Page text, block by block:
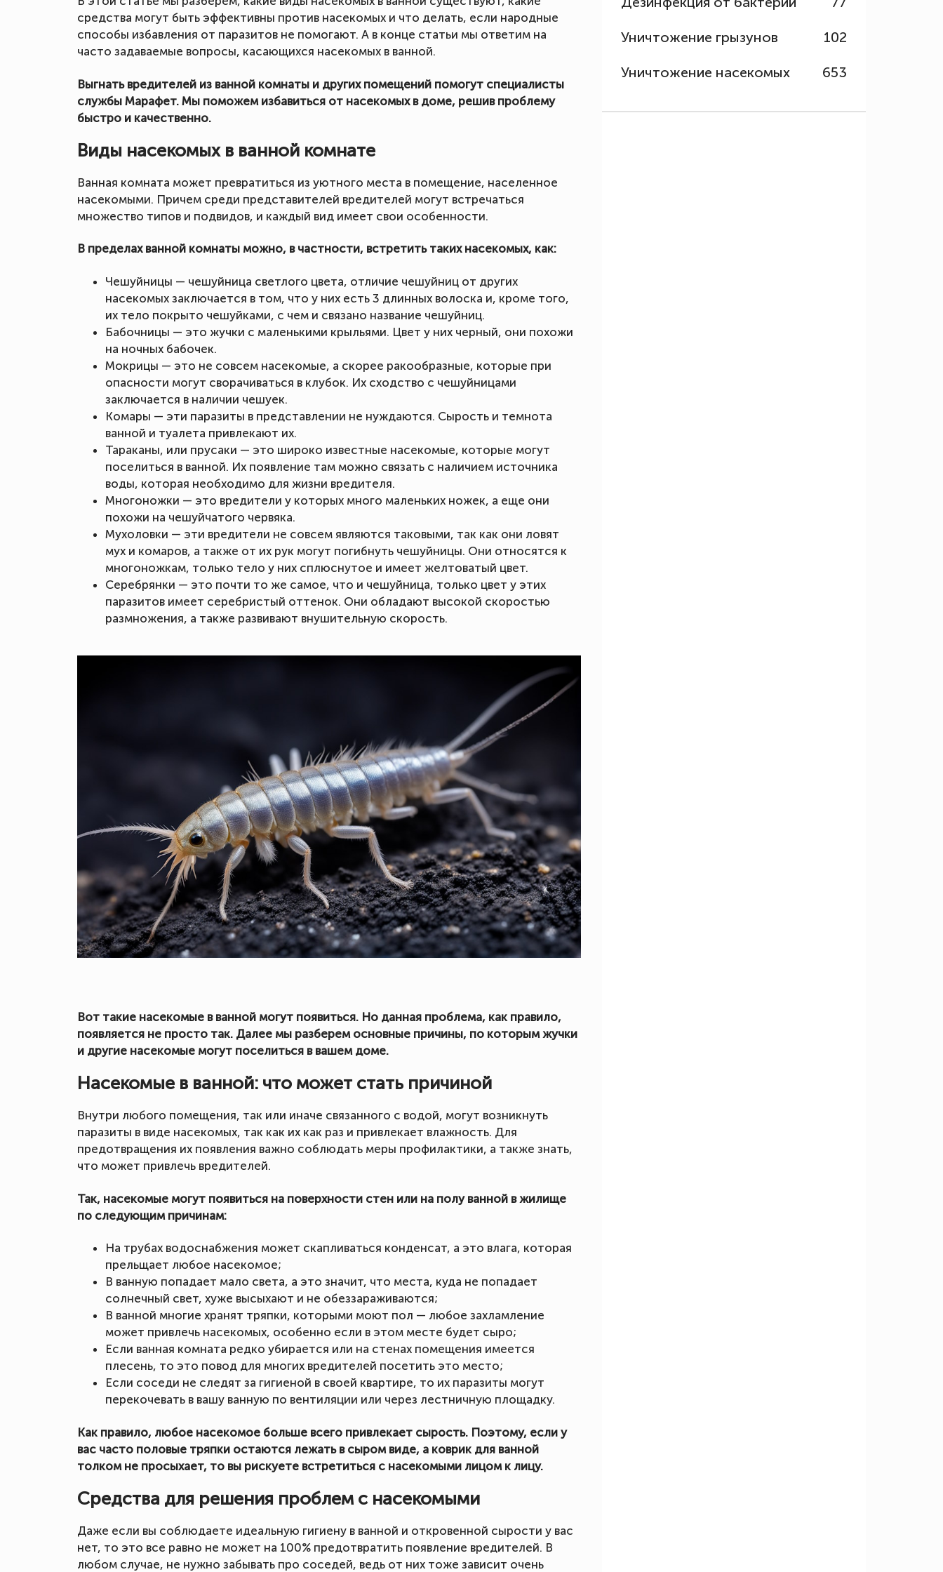
средства могут быть эффективны против насекомых и что делать, если народные
способы избавления от паразитов не помогают. А в конце статьи мы ответим на
часто задаваемые вопросы, касающихся насекомых в ванной.
Выгнать вредителей из ванной комнаты и других помещений помогут специалисты
службы Марафет. Мы поможем избавиться от насекомых в доме, решив проблему
быстро и качественно.
Виды насекомых в ванной комнате
Ванная комната может превратиться из уютного места в помещение, населенное
насекомыми. Причем среди представителей вредителей могут встречаться
множество типов и подвидов, и каждый вид имеет свои особенности.
В пределах ванной комнаты можно, в частности, встретить таких насекомых, как:
Чешуйницы — чешуйница светлого цвета, отличие чешуйниц от других
насекомых заключается в том, что у них есть 3 длинных волоска и, кроме того,
их тело покрыто чешуйками, с чем и связано название чешуйниц.
Бабочницы — это жучки с маленькими крыльями. Цвет у них черный, они похожи
на ночных бабочек.
Мокрицы — это не совсем насекомые, а скорее ракообразные, которые при
опасности могут сворачиваться в клубок. Их сходство с чешуйницами
заключается в наличии чешуек.
Комары — эти паразиты в представлении не нуждаются. Сырость и темнота
ванной и туалета привлекают их.
Тараканы, или прусаки — это широко известные насекомые, которые могут
поселиться в ванной. Их появление там можно связать с наличием источника
воды, которая необходимо для жизни вредителя.
Многоножки — это вредители у которых много маленьких ножек, а еще они
похожи на чешуйчатого червяка.
Мухоловки — эти вредители не совсем являются таковыми, так как они ловят
мух и комаров, а также от их рук могут погибнуть чешуйницы. Они относятся к
многоножкам, только тело у них сплюснутое и имеет желтоватый цвет.
Серебрянки — это почти то же самое, что и чешуйница, только цвет у этих
паразитов имеет серебристый оттенок. Они обладают высокой скоростью
размножения, а также развивают внушительную скорость.
Вот такие насекомые в ванной могут появиться. Но данная проблема, как правило,
появляется не просто так. Далее мы разберем основные причины, по которым жучки
и другие насекомые могут поселиться в вашем доме.
Насекомые в ванной: что может стать причиной
Внутри любого помещения, так или иначе связанного с водой, могут возникнуть
паразиты в виде насекомых, так как их как раз и привлекает влажность. Для
предотвращения их появления важно соблюдать меры профилактики, а также знать,
что может привлечь вредителей.
Так, насекомые могут появиться на поверхности стен или на полу ванной в жилище
по следующим причинам:
На трубах водоснабжения может скапливаться конденсат, а это влага, которая
прельщает любое насекомое;
В ванную попадает мало света, а это значит, что места, куда не попадает
солнечный свет, хуже высыхают и не обеззараживаются;
В ванной многие хранят тряпки, которыми моют пол — любое захламление
может привлечь насекомых, особенно если в этом месте будет сыро;
Если ванная комната редко убирается или на стенах помещения имеется
плесень, то это повод для многих вредителей посетить это место;
Если соседи не следят за гигиеной в своей квартире, то их паразиты могут
перекочевать в вашу ванную по вентиляции или через лестничную площадку.
Как правило, любое насекомое больше всего привлекает сырость. Поэтому, если у
вас часто половые тряпки остаются лежать в сыром виде, а коврик для ванной
толком не просыхает, то вы рискуете встретиться с насекомыми лицом к лицу.
Средства для решения проблем с насекомыми
Даже если вы соблюдаете идеальную гигиену в ванной и откровенной сырости у вас
нет, то это все равно не может на 100% предотвратить появление вредителей. В
любом случае, не нужно забывать про соседей, ведь от них тоже зависит очень
Уничтожение грызунов 102
Уничтожение насекомых 653